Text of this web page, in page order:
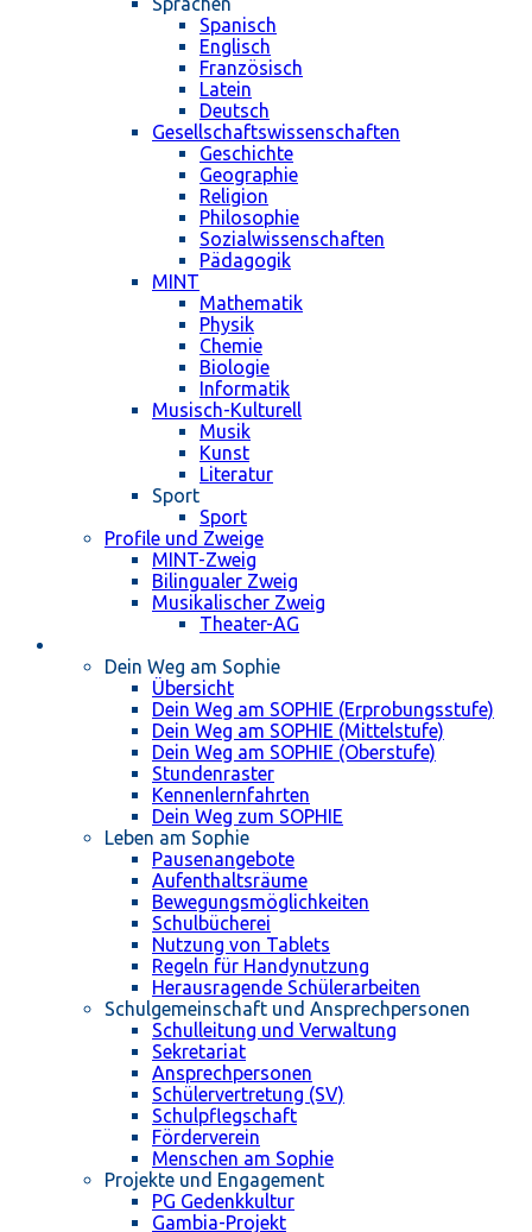
Spanisch
Englisch
Französisch
Latein
Deutsch
Gesellschaftswissenschaften
Geschichte
Geographie
Religion
Philosophie
Sozialwissenschaften
Pädagogik
MINT
Mathematik
Physik
Chemie
Biologie
Informatik
Musisch-Kulturell
Musik
Kunst
Literatur
Sport
Sport
Profile und Zweige
MINT-Zweig
Bilingualer Zweig
Musikalischer Zweig
Theater-AG
Dein Weg am Sophie
Übersicht
Dein Weg am SOPHIE (Erprobungsstufe)
Dein Weg am SOPHIE (Mittelstufe)
Dein Weg am SOPHIE (Oberstufe)
Stundenraster
Kennenlernfahrten
Dein Weg zum SOPHIE
Leben am Sophie
Pausenangebote
Aufenthaltsräume
Bewegungsmöglichkeiten
Schulbücherei
Nutzung von Tablets
Regeln für Handynutzung
Herausragende Schülerarbeiten
Schulgemeinschaft und Ansprechpersonen
Schulleitung und Verwaltung
Sekretariat
Ansprechpersonen
Schülervertretung (SV)
Schulpflegschaft
Förderverein
Menschen am Sophie
Projekte und Engagement
PG Gedenkkultur
Gambia-Projekt